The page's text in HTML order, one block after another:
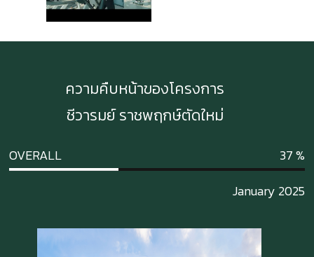
ความคืบหน้าของโครงการ
ชีวารมย์ ราชพฤกษ์ตัดใหม่
OVERALL
37
January 2025